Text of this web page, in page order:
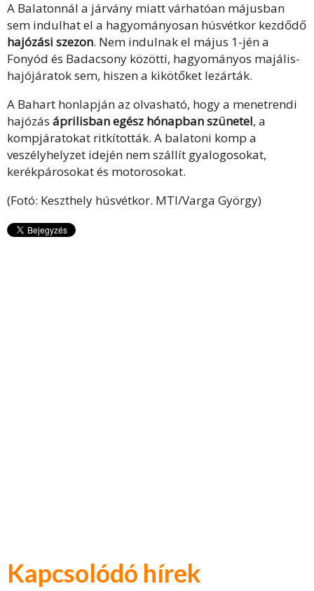
A Balatonnál a járvány miatt várhatóan májusban
sem indulhat el a hagyományosan húsvétkor kezdődő
hajózási szezon. Nem indulnak el május 1-jén a
Fonyód és Badacsony közötti, hagyományos majális-
hajójáratok sem, hiszen a kikötőket lezárták.
A Bahart honlapján az olvasható, hogy a menetrendi
hajózás áprilisban egész hónapban szünetel, a
kompjáratokat ritkították. A balatoni komp a
veszélyhelyzet idején nem szállít gyalogosokat,
kerékpárosokat és motorosokat.
(Fotó: Keszthely húsvétkor. MTI/Varga György)
Kapcsolódó hírek